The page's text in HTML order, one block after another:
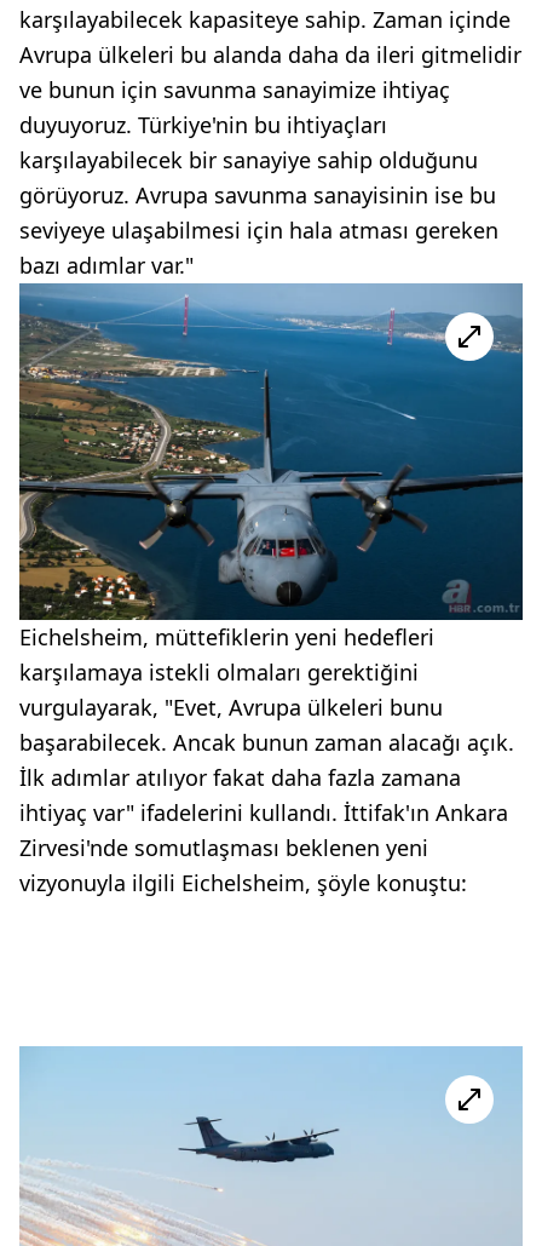
karşılayabilecek kapasiteye sahip. Zaman içinde
Avrupa ülkeleri bu alanda daha da ileri gitmelidir
ve bunun için savunma sanayimize ihtiyaç
duyuyoruz. Türkiye'nin bu ihtiyaçları
karşılayabilecek bir sanayiye sahip olduğunu
görüyoruz. Avrupa savunma sanayisinin ise bu
seviyeye ulaşabilmesi için hala atması gereken
bazı adımlar var."
Eichelsheim, müttefiklerin yeni hedefleri
karşılamaya istekli olmaları gerektiğini
vurgulayarak, "Evet, Avrupa ülkeleri bunu
başarabilecek. Ancak bunun zaman alacağı açık.
İlk adımlar atılıyor fakat daha fazla zamana
ihtiyaç var" ifadelerini kullandı. İttifak'ın Ankara
Zirvesi'nde somutlaşması beklenen yeni
vizyonuyla ilgili Eichelsheim, şöyle konuştu: